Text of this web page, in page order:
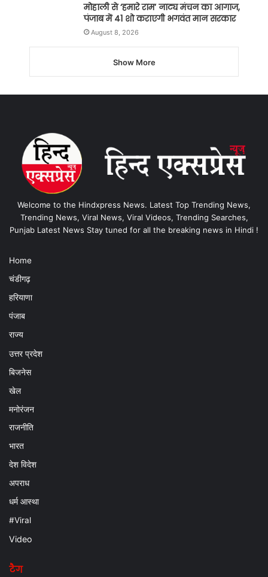
मोहाली से ‘हमारे राम’ नाट्य मंचन का आगाज,
पंजाब में 41 शो कराएगी भगवंत मान सरकार
August 8, 2026
Show More
Welcome to the Hindxpress News. Latest Top Trending News,
Trending News, Viral News, Viral Videos, Trending Searches,
Punjab Latest News Stay tuned for all the breaking news in Hindi !
Home
चंडीगढ़
हरियाणा
पंजाब
राज्य
उत्तर प्रदेश
बिजनेस
खेल
मनोरंजन
राजनीति
भारत
देश विदेश
अपराध
धर्म आस्था
#Viral
Video
टैग